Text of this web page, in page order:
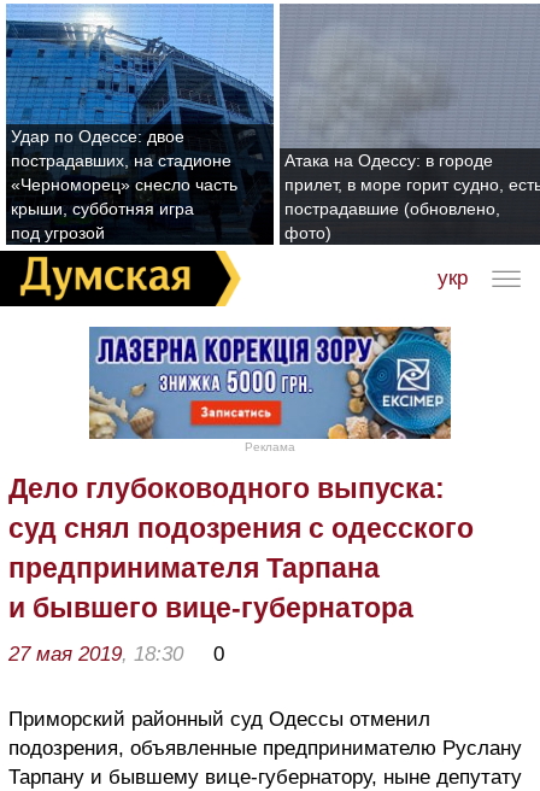
Удар по Одессе: двое
пострадавших, на стадионе
«Черноморец» снесло часть
крыши, субботняя игра
под угрозой
Атака на Одессу: в городе
прилет, в море горит судно,
пострадавшие (обновлено,
фото)
укр
Реклама
Дело глубоководного выпуска:
суд снял подозрения с одесского
предпринимателя Тарпана
и бывшего вице-губернатора
27 мая 2019, 18:30 0
Приморский районный суд Одессы отменил
подозрения, объявленные предпринимателю Руслану
Тарпану и бывшему вице-губернатору, ныне депутату